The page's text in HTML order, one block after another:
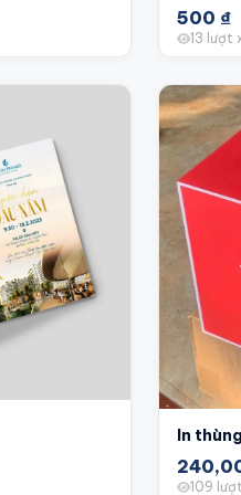
500 ₫
13 lượt
In
109